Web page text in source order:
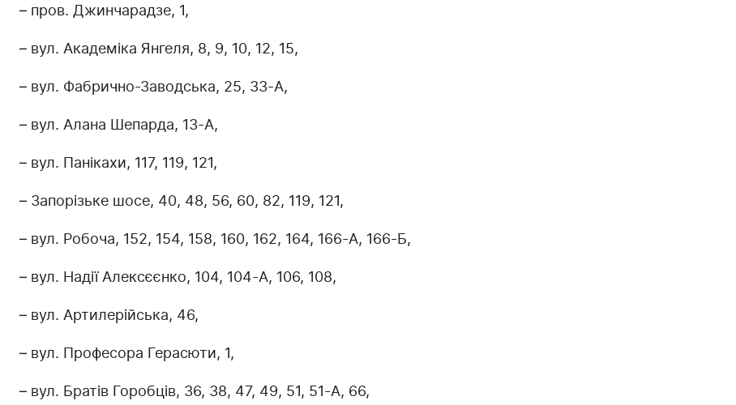
– пров. Джинчарадзе, 1,
– вул. Академіка Янгеля, 8, 9, 10, 12, 15,
– вул. Фабрично-Заводська, 25, 33-А,
– вул. Алана Шепарда, 13-А,
– вул. Панікахи, 117, 119, 121,
– Запорізьке шосе, 40, 48, 56, 60, 82, 119, 121,
– вул. Робоча, 152, 154, 158, 160, 162, 164, 166-А, 166-Б,
– вул. Надії Алексєєнко, 104, 104-А, 106, 108,
– вул. Артилерійська, 46,
– вул. Професора Герасюти, 1,
– вул. Братів Горобців, 36, 38, 47, 49, 51, 51-А, 66,